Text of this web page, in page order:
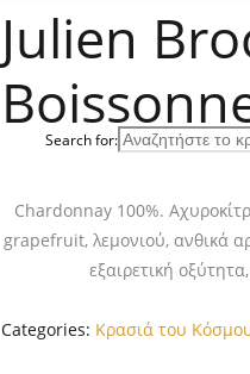
Search for:
Julien
Chardonnay 100%.
grapefruit, λεμονιού, ανθικά
εξαιρετική
Categories: Κρασιά του